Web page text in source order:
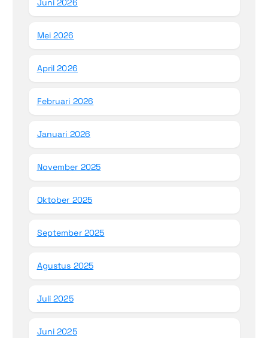
Juni 2026
Mei 2026
April 2026
Februari 2026
Januari 2026
November 2025
Oktober 2025
September 2025
Agustus 2025
Juli 2025
Juni 2025